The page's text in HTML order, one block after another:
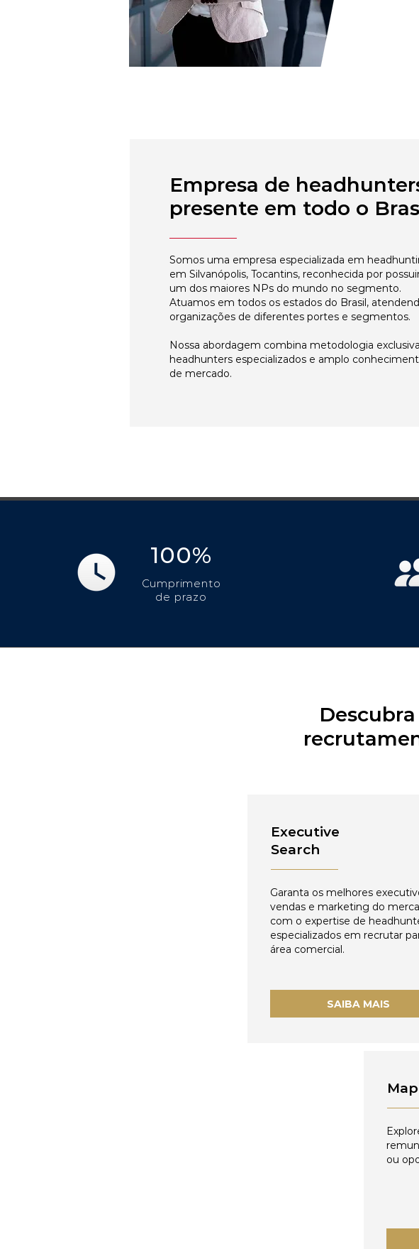
Empresa de
presente em todo o
Somos uma empresa especializada em
em Silvanópolis, Tocantins, reconhecida por
um dos maiores NPs do mundo no segmento.
Atuamos em todos os estados do Brasil,
organizações de diferentes portes e segmentos.
Nossa abordagem combina metodologia
headhunters especializados e amplo
de mercado.
100%
Cumprimento
de prazo
Executive
Search
Garanta os melhores
vendas e marketing do
com o expertise de
especializados em recrutar
área comercial.
SAIBA MAIS
ou